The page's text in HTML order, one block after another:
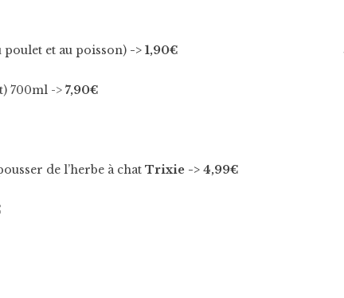
poulet et au poisson) -> 1,90€
700ml -> 7,90€
de l’herbe à chat Trixie -> 4,99€